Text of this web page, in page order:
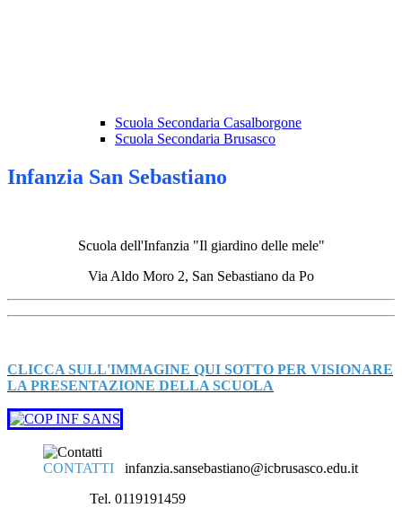
Scuola Secondaria Casalborgone
Scuola Secondaria Brusasco
Infanzia San Sebastiano
Scuola dell'Infanzia "Il giardino delle mele"
Via Aldo Moro 2, San Sebastiano da Po
CLICCA SULL'IMMAGINE QUI SOTTO PER VISIONARE
LA PRESENTAZIONE DELLA SCUOLA
CONTATTI
infanzia.sansebastiano@icbrusasco.edu.it
Tel. 0119191459